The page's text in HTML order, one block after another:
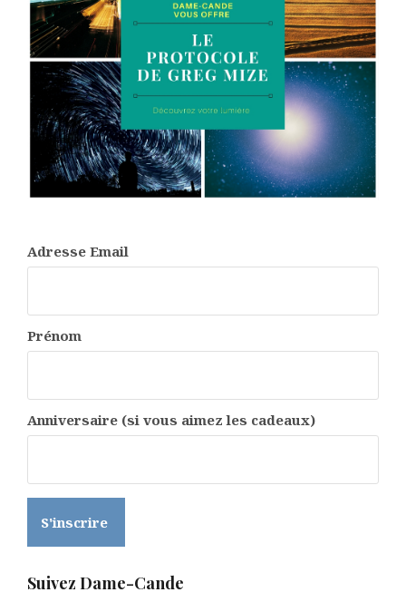
Adresse Email
Prénom
Anniversaire (si vous aimez les cadeaux)
Suivez Dame-Cande